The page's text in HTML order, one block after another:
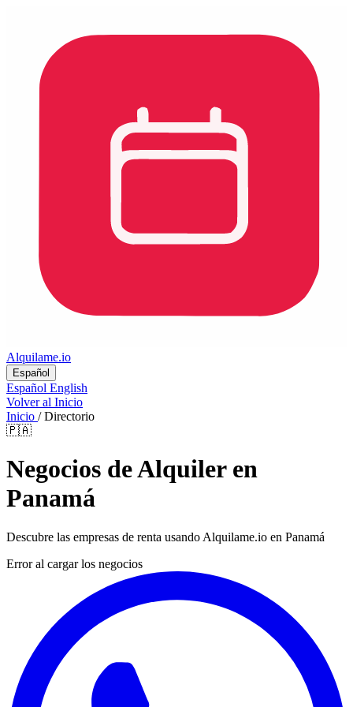
Alquilame.io
Español
Español English
Volver al Inicio
Inicio / Directorio
🇵🇦
Negocios de Alquiler en
Panamá
Descubre las empresas de renta usando Alquilame.io en Panamá
Error al cargar los negocios